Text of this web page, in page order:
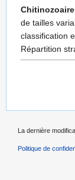
de tailles
classification
Répartition
La dernière
Politique de